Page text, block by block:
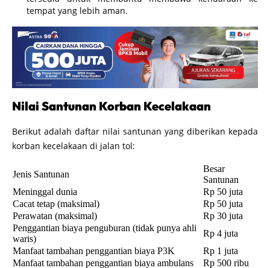
tempat yang lebih aman.
Nilai Santunan Korban Kecelakaan
Berikut adalah daftar nilai santunan yang diberikan kepada
korban kecelakaan di jalan tol:
Jenis Santunan
Besar
Santunan
Meninggal dunia
Rp 50 juta
Cacat tetap (maksimal)
Rp 50 juta
Perawatan (maksimal)
Rp 30 juta
Penggantian biaya penguburan (tidak punya ahli
waris)
Rp 4 juta
Manfaat tambahan penggantian biaya P3K
Rp 1 juta
Manfaat tambahan penggantian biaya ambulans
Rp 500 ribu